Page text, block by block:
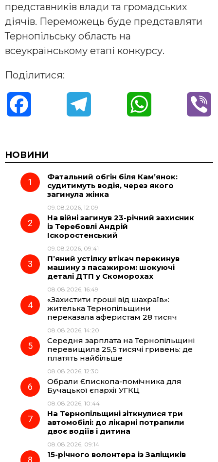
представників влади та громадських
діячів. Переможець буде представляти
Тернопільську область на
всеукраїнському етапі конкурсу.
Поділитися:
c
e
o
k
e
r
a
m
t
p
НОВИНИ
Фатальний обгін біля Кам’янок:
судитимуть водія, через якого
загинула жінка
09.08.2026, 12:09
На війні загинув 23-річний захисник
із Теребовлі Андрій
Іскоростенський
09.08.2026, 09:41
П’яний устілку втікач перекинув
машину з пасажиром: шокуючі
деталі ДТП у Скоморохах
08.08.2026, 16:49
«Захистити гроші від шахраїв»:
жителька Тернопільщини
переказала аферистам 28 тисяч
08.08.2026, 14:20
Середня зарплата на Тернопільщині
перевищила 25,5 тисячі гривень: де
платять найбільше
08.08.2026, 12:30
Обрали Єпископа-помічника для
Бучацької єпархії УГКЦ
08.08.2026, 10:44
На Тернопільщині зіткнулися три
автомобілі: до лікарні потрапили
двоє водіїв і дитина
08.08.2026, 09:14
15-річного волонтера із Заліщиків